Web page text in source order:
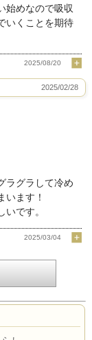
始めなので吸収
いくことを期待
2025/08/20
2025/02/28
ラグラして冷め
います！
です。
2025/03/04